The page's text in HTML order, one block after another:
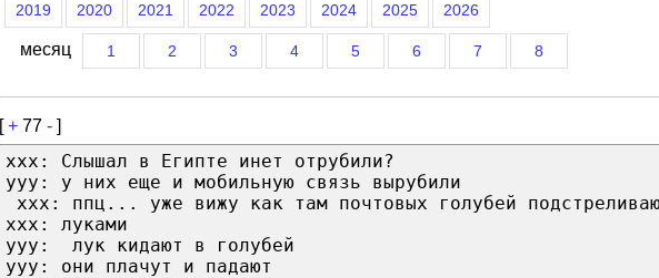
2019 2020 2021 2022 2023 2024 2025 2026
месяц 1 2 3 4 5 6 7 8
[+ 77 - ]
xxx: Слышал в Египте инет отрубили?
ууу: у них еще и мобильную связь вырубили
￼ххх: ппц... уже вижу как там почтовых голубей
ххх: луками
ууу: ￼лук кидают в голубей
ууу: они плачут и падают